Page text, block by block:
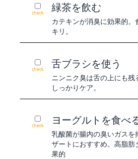
check 緑茶を飲む
カテキンが消臭に効果的。
キリ。
check 舌ブラシを使う
ニンニク臭は舌の上にも残
しっかりケア。
check ヨーグルトを食べ
乳酸菌が腸内の臭いガスを
ザートにおすすめ。高脂肪
果的